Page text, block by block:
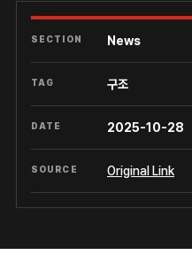
SECTION News
TAG 구조
DATE 2025-10-28
SOURCE Original Link